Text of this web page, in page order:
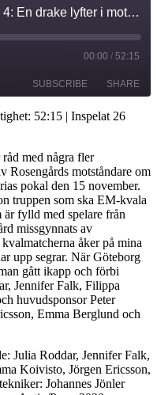
En gång i november del 4: En drake lyfter i motvind
00:00 / 52:15
SUBSCRIBE SHARE
52:15 | Inspelat 26
med några fler
Rosengårds motståndare om
pokal den 15 november.
truppen som ska EM-kvala
fylld med spelare från
missgynnats av
åker på mina
upp segrar. När Göteborg
gått ikapp och förbi
Jennifer Falk, Filippa
huvudsponsor Peter
Emma Berglund och
Julia Roddar, Jennifer Falk,
Koivisto, Jörgen Ericsson,
Johannes Jönler